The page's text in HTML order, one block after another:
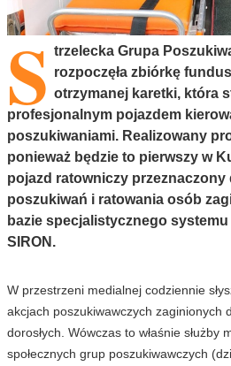
S trzelecka Grupa
rozpoczęła zbiórkę
otrzymanej karetki, która
profesjonalnym pojazdem
poszukiwaniami. Realizowany
ponieważ będzie to pierwszy w
pojazd ratowniczy
poszukiwań i ratowania osób
bazie specjalistycznego
SIRON.
W przestrzeni medialnej codziennie
akcjach poszukiwawczych zaginionych
dorosłych. Wówczas to właśnie służby
społecznych grup poszukiwawczych